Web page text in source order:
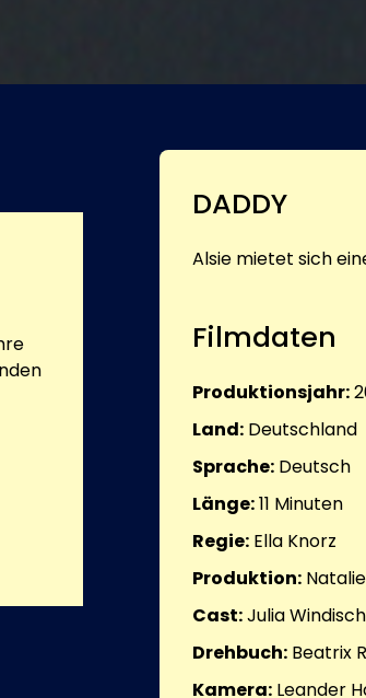
DADDY
Alsie mietet sich
Filmdaten
Produktionsjahr:
Land: Deutschland
Sprache: Deutsch
Länge:11 Minuten
Regie: Ella Knorz
Produktion:
Cast:Julia
Drehbuch: Beatrix
Kamera: Leander